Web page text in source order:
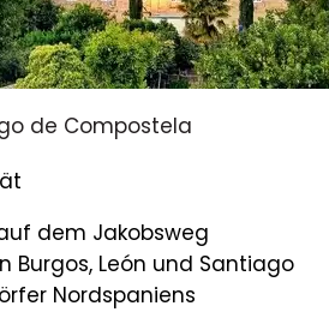
de Compostela
dem Jakobsweg
Burgos, León und Santiago
Nordspaniens